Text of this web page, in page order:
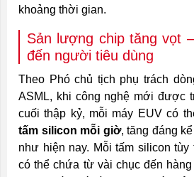
khoảng thời gian.
Sản lượng chip tăng vọt
đến người tiêu dùng
Theo Phó chủ tịch phụ trách
ASML, khi công nghệ mới được
cuối thập kỷ, mỗi máy EUV có
tấm silicon mỗi giờ, tăng đáng
như hiện nay. Mỗi tấm silicon
có thể chứa từ vài chục đến